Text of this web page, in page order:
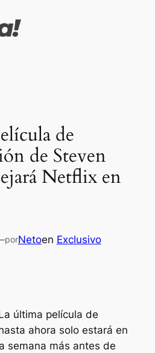
de
de Steven
Netflix en
porNetoen Exclusivo
última película de
ahora solo estará en
semana más antes de